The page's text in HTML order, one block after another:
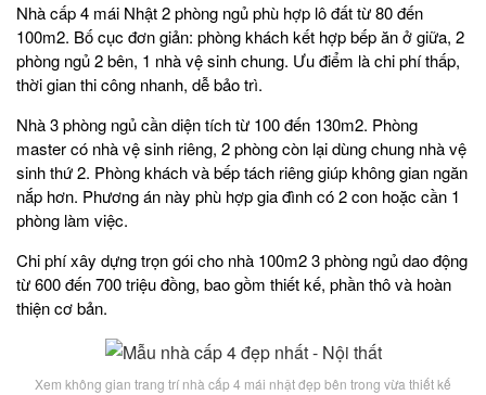
Nhà cấp 4 mái Nhật 2 phòng ngủ phù hợp lô đất từ 80 đến
100m2. Bố cục đơn giản: phòng khách kết hợp bếp ăn ở giữa, 2
phòng ngủ 2 bên, 1 nhà vệ sinh chung. Ưu điểm là chi phí thấp,
thời gian thi công nhanh, dễ bảo trì.
Nhà 3 phòng ngủ cần diện tích từ 100 đến 130m2. Phòng
master có nhà vệ sinh riêng, 2 phòng còn lại dùng chung nhà vệ
sinh thứ 2. Phòng khách và bếp tách riêng giúp không gian ngăn
nắp hơn. Phương án này phù hợp gia đình có 2 con hoặc cần 1
phòng làm việc.
Chi phí xây dựng trọn gói cho nhà 100m2 3 phòng ngủ dao động
từ 600 đến 700 triệu đồng, bao gồm thiết kế, phần thô và hoàn
thiện cơ bản.
Xem không gian trang trí nhà cấp 4 mái nhật đẹp bên trong vừa thiết kế